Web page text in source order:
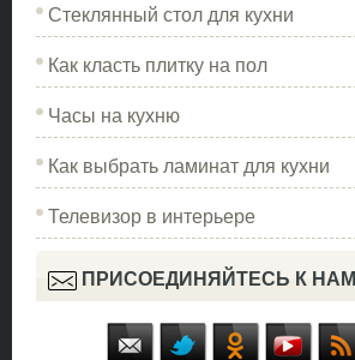
Стеклянный стол для кухни
Как класть плитку на пол
Часы на кухню
Как выбрать ламинат для кухни
Телевизор в интерьере
ПРИСОЕДИНЯЙТЕСЬ К НАМ